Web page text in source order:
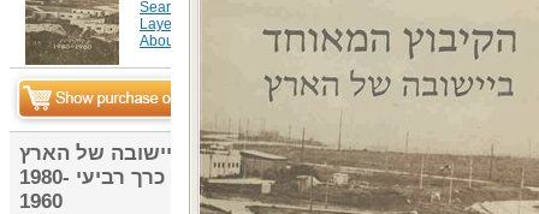
Search in item
Layers
About
הקיבוץ המאוחד ביישובה של הארץ
הקיבוץ המאוחד ביישובה של הארץ : כרך רביעי 1980-
1960